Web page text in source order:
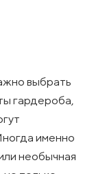
выбрать
гардероба,
именно
необычная